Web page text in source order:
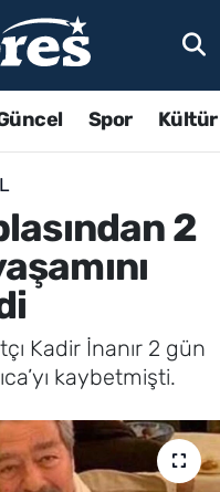
Spor
2
Kadir İnanır 2 gün
kaybetmişti.